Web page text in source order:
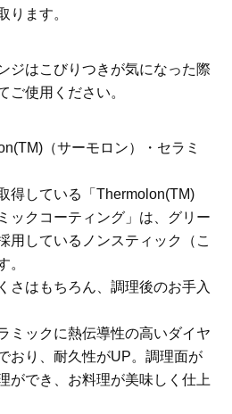
ります。
ジはこびりつきが気になった際
ご使用ください。
（サーモロン）・セラミ
得している「Thermolon(TM)
ックコーティング」は、グリー
用しているノンスティック（こ
。
さはもちろん、調理後のお手入
ミックに熱伝導性の高いダイヤ
おり、耐久性がUP。調理面が
ができ、お料理が美味しく仕上